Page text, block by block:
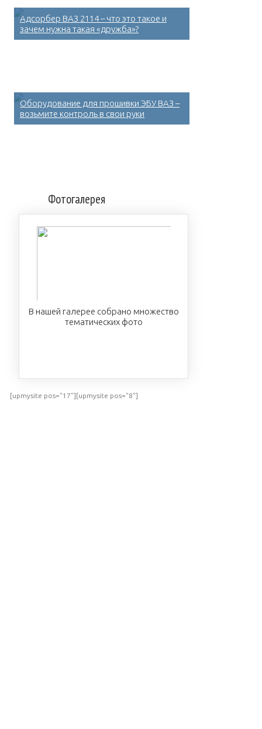
Адсорбер ВАЗ 2114 – что это такое и
зачем нужна такая «дружба»?
Оборудование для прошивки ЭБУ ВАЗ –
возьмите контроль в свои руки
Фотогалерея
В нашей галерее собрано множество
тематических фото
[upmysite pos="17"][upmysite pos="8"]